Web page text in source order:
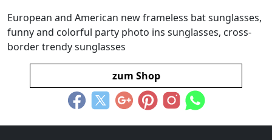
European and American new frameless bat sunglasses,
funny and colorful party photo ins sunglasses, cross-
border trendy sunglasses
zum Shop